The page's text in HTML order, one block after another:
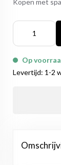
Kopen met
Op
Levertijd: 1-2